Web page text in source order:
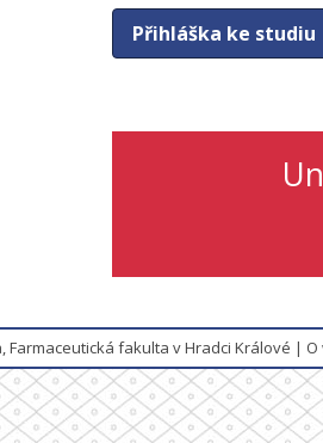
Přihláška ke studiu
Farmaceutická fakulta v Hradci Králové |